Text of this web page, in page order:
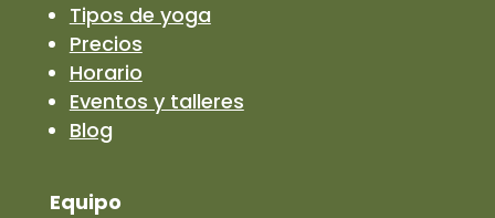
Tipos de yoga
Precios
Horario
Eventos y talleres
Blog
Equipo